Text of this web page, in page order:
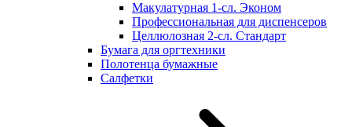
Макулатурная 1-сл. Эконом
Профессиональная для диспенсеров
Целлюлозная 2-сл. Стандарт
Бумага для оргтехники
Полотенца бумажные
Салфетки